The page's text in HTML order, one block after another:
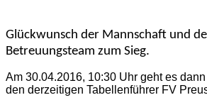
Glückwunsch der Mannschaft und
Betreuungsteam zum Sieg.
Am 30.04.2016, 10:30 Uhr geht es
den derzeitigen Tabellenführer FV